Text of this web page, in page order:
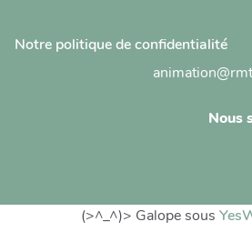
Notre politique de confidentialité
Nous
(>^_^)> Galope sous